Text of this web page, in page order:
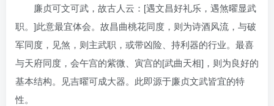
廉贞可文可武，故古人云：[遇文昌好礼乐，遇煞曜显武
职。]此意最宜体会。故昌曲桃花同度，则为诗酒风流，与破
军同度，见煞，则主武职，或带凶险、持利器的行业。最喜
与天府同度，会午宫的紫微、寅宫的[武曲天相]，则为良好的
基本结构。见吉曜可成大器。此即源于廉贞文武皆宜的特
性。